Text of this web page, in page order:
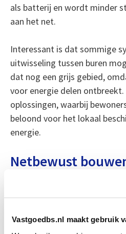
Vastgoedbs.nl maakt gebruik
als batterij en wordt minder
aan het net.
Interessant is dat sommige
uitwisseling tussen buren
dat nog een grijs gebied,
voor energie delen
oplossingen, waarbij
beloond voor het lokaal
energie.
Netbewust
De beweging richting